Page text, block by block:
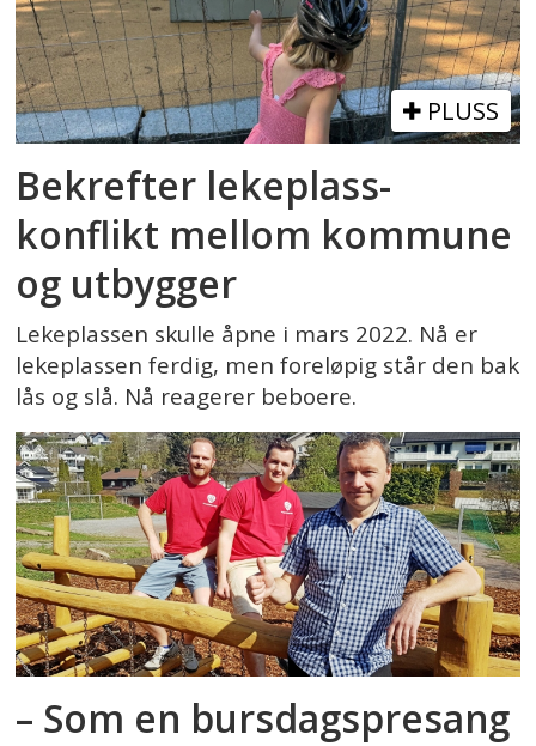
PLUSS
Bekrefter lekeplass-
konflikt mellom kommune
og utbygger
Lekeplassen skulle åpne i mars 2022. Nå er
lekeplassen ferdig, men foreløpig står den bak
lås og slå. Nå reagerer beboere.
– Som en bursdagspresang